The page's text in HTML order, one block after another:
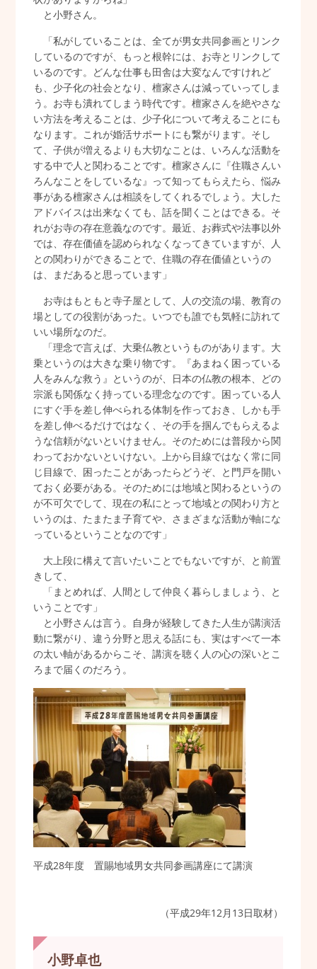
と小野さん。
「私がしていることは、全てが男女共同参画とリンク
しているのですが、もっと根幹には、お寺とリンクして
いるのです。どんな仕事も田舎は大変なんですけれど
も、少子化の社会となり、檀家さんは減っていってしま
う。お寺も潰れてしまう時代です。檀家さんを絶やさな
い方法を考えることは、少子化について考えることにも
なります。これが婚活サポートにも繋がります。そし
て、子供が増えるよりも大切なことは、いろんな活動を
する中で人と関わることです。檀家さんに『住職さんい
ろんなことをしているな』って知ってもらえたら、悩み
事がある檀家さんは相談をしてくれるでしょう。大した
アドバイスは出来なくても、話を聞くことはできる。そ
れがお寺の存在意義なのです。最近、お葬式や法事以外
では、存在価値を認められなくなってきていますが、人
との関わりができることで、住職の存在価値というの
は、まだあると思っています」
お寺はもともと寺子屋として、人の交流の場、教育の
場としての役割があった。いつでも誰でも気軽に訪れて
いい場所なのだ。
「理念で言えば、大乗仏教というものがあります。大
乗というのは大きな乗り物です。『あまねく困っている
人をみんな救う』というのが、日本の仏教の根本、どの
宗派も関係なく持っている理念なのです。困っている人
にすぐ手を差し伸べられる体制を作っておき、しかも手
を差し伸べるだけではなく、その手を掴んでもらえるよ
うな信頼がないといけません。そのためには普段から関
わっておかないといけない。上から目線ではなく常に同
じ目線で、困ったことがあったらどうぞ、と門戸を開い
ておく必要がある。そのためには地域と関わるというの
が不可欠でして、現在の私にとって地域との関わり方と
いうのは、たまたま子育てや、さまざまな活動が軸にな
っているということなのです」
大上段に構えて言いたいことでもないですが、と前置
きして、
「まとめれば、人間として仲良く暮らしましょう、と
いうことです」
と小野さんは言う。自身が経験してきた人生が講演活
動に繋がり、違う分野と思える話にも、実はすべて一本
の太い軸があるからこそ、講演を聴く人の心の深いとこ
ろまで届くのだろう。
平成28年度 置賜地域男女共同参画講座にて講演
（平成29年12月13日取材）
小野卓也